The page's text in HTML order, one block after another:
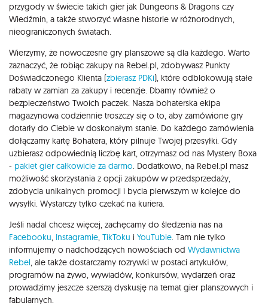
przygody w świecie takich gier jak Dungeons & Dragons czy
Wiedźmin, a także stworzyć własne historie w różnorodnych,
nieograniczonych światach.
Wierzymy, że nowoczesne gry planszowe są dla każdego. Warto
zaznaczyć, że robiąc zakupy na Rebel.pl, zdobywasz Punkty
Doświadczonego Klienta (zbierasz PDKi), które odblokowują stałe
rabaty w zamian za zakupy i recenzje. Dbamy również o
bezpieczeństwo Twoich paczek. Nasza bohaterska ekipa
magazynowa codziennie troszczy się o to, aby zamówione gry
dotarły do Ciebie w doskonałym stanie. Do każdego zamówienia
dołączamy kartę Bohatera, który pilnuje Twojej przesyłki. Gdy
uzbierasz odpowiednią liczbę kart, otrzymasz od nas Mystery Boxa
- pakiet gier całkowicie za darmo. Dodatkowo, na Rebel.pl masz
możliwość skorzystania z opcji zakupów w przedsprzedaży,
zdobycia unikalnych promocji i bycia pierwszym w kolejce do
wysyłki. Wystarczy tylko czekać na kuriera.
Jeśli nadal chcesz więcej, zachęcamy do śledzenia nas na
Facebooku, Instagramie, TikToku i YouTubie. Tam nie tylko
informujemy o nadchodzących nowościach od Wydawnictwa
Rebel, ale także dostarczamy rozrywki w postaci artykułów,
programów na żywo, wywiadów, konkursów, wydarzeń oraz
prowadzimy jeszcze szerszą dyskusję na temat gier planszowych i
fabularnych.